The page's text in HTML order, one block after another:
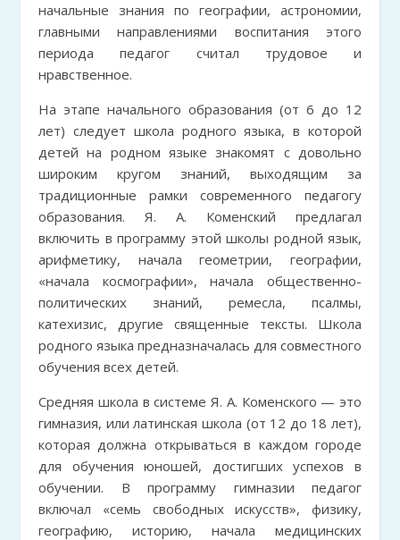
начальные знания по географии, астрономии,
главными направлениями воспитания этого
периода педагог считал трудовое и
нравственное.
На этапе начального образования (от 6 до 12
лет) следует школа родного языка, в которой
детей на родном языке знакомят с довольно
широким кругом знаний, выходящим за
традиционные рамки современного педагогу
образования. Я. А. Коменский предлагал
включить в программу этой школы родной язык,
арифметику, начала геометрии, географии,
«начала космографии», начала общественно-
политических знаний, ремесла, псалмы,
катехизис, другие священные тексты. Школа
родного языка предназначалась для совместного
обучения всех детей.
Средняя школа в системе Я. А. Коменского — это
гимназия, или латинская школа (от 12 до 18 лет),
которая должна открываться в каждом городе
для обучения юношей, достигших успехов в
обучении. В программу гимназии педагог
включал «семь свободных искусств», физику,
географию, историю, начала медицинских